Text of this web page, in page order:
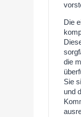
Die
die
Sie
und